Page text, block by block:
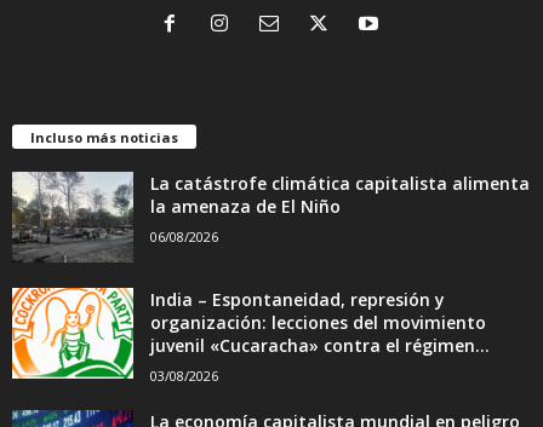
Incluso más noticias
La catástrofe climática capitalista alimenta
la amenaza de El Niño
06/08/2026
India – Espontaneidad, represión y
organización: lecciones del movimiento
juvenil «Cucaracha» contra el régimen...
03/08/2026
La economía capitalista mundial en peligro